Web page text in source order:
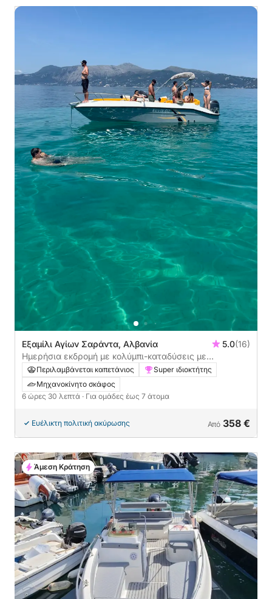
Εξαμίλι Αγίων Σαράντα, Αλβανία 5.0(16)
Ημερήσια εκδρομή με κολύμπι-καταδύσεις με
αναπνευστήρα, φρέσκο ψάρι σε μπάρμπεκιου
Περιλαμβάνεται καπετάνιος
Super ιδιοκτήτης
Μηχανοκίνητο σκάφος
6 ώρες 30 λεπτά · Για ομάδες έως 7 άτομα
Ευέλικτη πολιτική ακύρωσης Από 358 €
Άμεση Κράτηση